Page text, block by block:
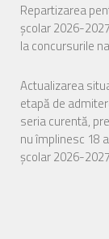
etapă de
seria curentă,
nu împlinesc 18